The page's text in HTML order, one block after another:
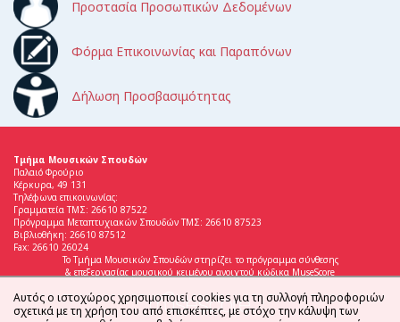
Προστασία Προσωπικών Δεδομένων
Φόρμα Επικοινωνίας και Παραπόνων
Δήλωση Προσβασιμότητας
Τμήμα Μουσικών Σπουδών
Παλαιό Φρούριο
Κέρκυρα, 49 131
Τηλέφωνα επικοινωνίας:
Γραμματεία ΤΜΣ: 26610 87522
Πρόγραμμα Μεταπτυχιακών Σπουδών ΤΜΣ: 26610 87523
Βιβλιοθήκη: 26610 87512
Fax: 26610 26024
Το Τμήμα Μουσικών Σπουδών στηρίζει το πρόγραμμα σύνθεσης
& επεξεργασίας μουσικού κειμένου ανοιχτού κώδικα MuseScore
Αυτός ο ιστοχώρος χρησιμοποιεί cookies για τη συλλογή πληροφοριών
σχετικά με τη χρήση του από επισκέπτες, με στόχο την κάλυψη των